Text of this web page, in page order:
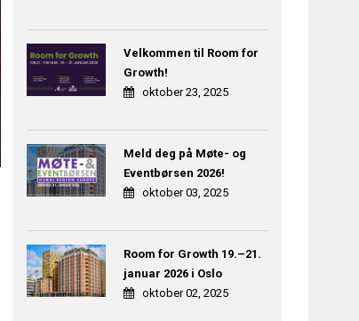
Velkommen til Room for
Growth!
oktober 23, 2025
Meld deg på Møte- og
Eventbørsen 2026!
oktober 03, 2025
Room for Growth 19.–21.
januar 2026 i Oslo
oktober 02, 2025